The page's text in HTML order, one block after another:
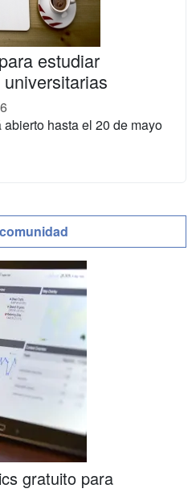
estudiar
hasta el 20 de mayo
gratuito para